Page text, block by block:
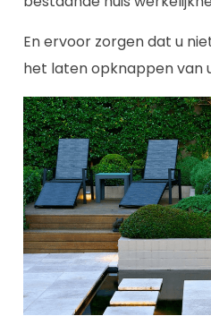
En ervoor zorgen dat u
het laten opknappen van